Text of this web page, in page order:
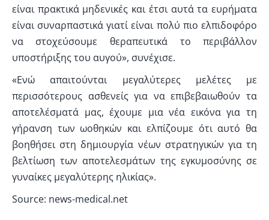
είναι πρακτικά μηδενικές και έτσι αυτά τα ευρήματα
είναι συναρπαστικά γιατί είναι πολύ πιο ελπιδοφόρο
να στοχεύσουμε θεραπευτικά το περιβάλλον
υποστήριξης του αυγού», συνέχισε.
«Ενώ απαιτούνται μεγαλύτερες μελέτες με
περισσότερους ασθενείς για να επιβεβαιωθούν τα
αποτελέσματά μας, έχουμε μια νέα εικόνα για τη
γήρανση των ωοθηκών και ελπίζουμε ότι αυτό θα
βοηθήσει στη δημιουργία νέων στρατηγικών για τη
βελτίωση των αποτελεσμάτων της εγκυμοσύνης σε
γυναίκες μεγαλύτερης ηλικίας».
Source: news-medical.net